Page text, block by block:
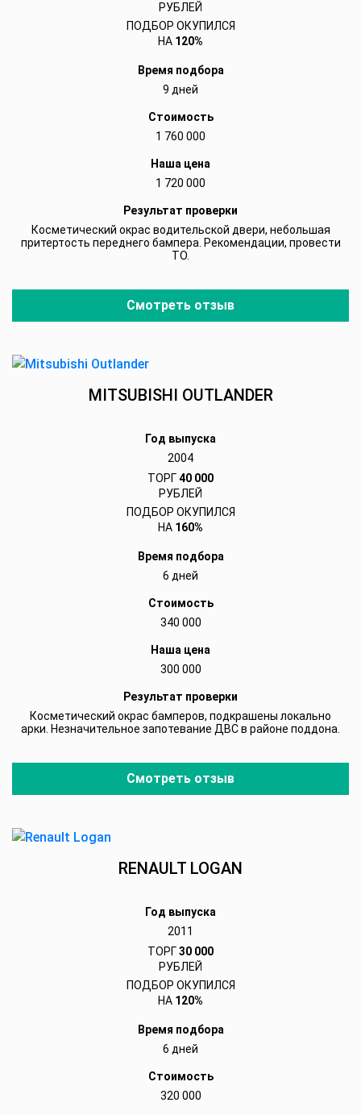
РУБЛЕЙ
ПОДБОР ОКУПИЛСЯ
НА 120%
Время подбора
9 дней
Стоимость
1 760 000
Наша цена
1 720 000
Результат проверки
Косметический окрас водительской двери, небольшая
притертость переднего бампера. Рекомендации, провести
ТО.
Смотреть отзыв
MITSUBISHI OUTLANDER
Год выпуска
2004
ТОРГ40 000
РУБЛЕЙ
ПОДБОР ОКУПИЛСЯ
НА 160%
Время подбора
6 дней
Стоимость
340 000
Наша цена
300 000
Результат проверки
Косметический окрас бамперов, подкрашены локально
арки. Незначительное запотевание ДВС в районе поддона.
Смотреть отзыв
RENAULT LOGAN
Год выпуска
2011
ТОРГ30 000
РУБЛЕЙ
ПОДБОР ОКУПИЛСЯ
НА 120%
Время подбора
6 дней
Стоимость
320 000